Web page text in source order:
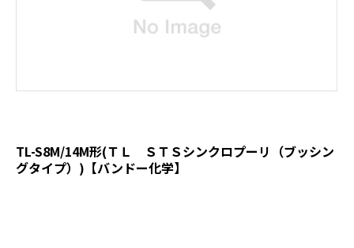
TL-S8M/14M形(ＴＬ ＳＴＳシンクロプーリ（ブッシン
グタイプ）)【バンドー化学】